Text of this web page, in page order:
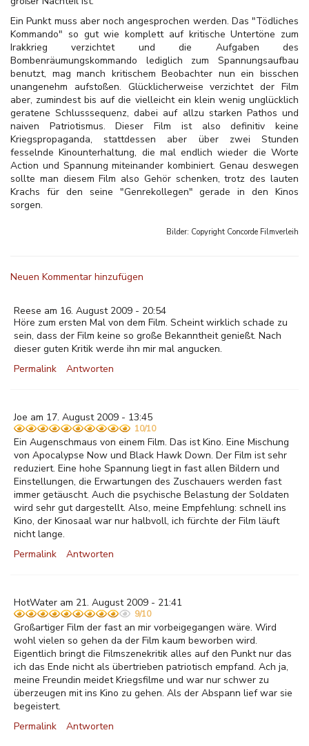
Ein Punkt muss aber noch angesprochen werden. Das "Tödliches
Kommando" so gut wie komplett auf kritische Untertöne zum
Irakkrieg verzichtet und die Aufgaben des
Bombenräumungskommando lediglich zum Spannungsaufbau
benutzt, mag manch kritischem Beobachter nun ein bisschen
unangenehm aufstoßen. Glücklicherweise verzichtet der Film
aber, zumindest bis auf die vielleicht ein klein wenig unglücklich
geratene Schlusssequenz, dabei auf allzu starken Pathos und
naiven Patriotismus. Dieser Film ist also definitiv keine
Kriegspropaganda, stattdessen aber über zwei Stunden
fesselnde Kinounterhaltung, die mal endlich wieder die Worte
Action und Spannung miteinander kombiniert. Genau deswegen
sollte man diesem Film also Gehör schenken, trotz des lauten
Krachs für den seine "Genrekollegen" gerade in den Kinos
sorgen.
Bilder: Copyright Concorde Filmverleih
Neuen Kommentar hinzufügen
Reese am 16. August 2009 - 20:54
Höre zum ersten Mal von dem Film. Scheint wirklich schade zu
sein, dass der Film keine so große Bekanntheit genießt. Nach
dieser guten Kritik werde ihn mir mal angucken.
Permalink
Antworten
Joe am 17. August 2009 - 13:45
10/10
Ein Augenschmaus von einem Film. Das ist Kino. Eine Mischung
von Apocalypse Now und Black Hawk Down. Der Film ist sehr
reduziert. Eine hohe Spannung liegt in fast allen Bildern und
Einstellungen, die Erwartungen des Zuschauers werden fast
immer getäuscht. Auch die psychische Belastung der Soldaten
wird sehr gut dargestellt. Also, meine Empfehlung: schnell ins
Kino, der Kinosaal war nur halbvoll, ich fürchte der Film läuft
nicht lange.
Permalink
Antworten
HotWater am 21. August 2009 - 21:41
9/10
Großartiger Film der fast an mir vorbeigegangen wäre. Wird
wohl vielen so gehen da der Film kaum beworben wird.
Eigentlich bringt die Filmszenekritik alles auf den Punkt nur das
ich das Ende nicht als übertrieben patriotisch empfand. Ach ja,
meine Freundin meidet Kriegsfilme und war nur schwer zu
überzeugen mit ins Kino zu gehen. Als der Abspann lief war sie
begeistert.
Permalink
Antworten